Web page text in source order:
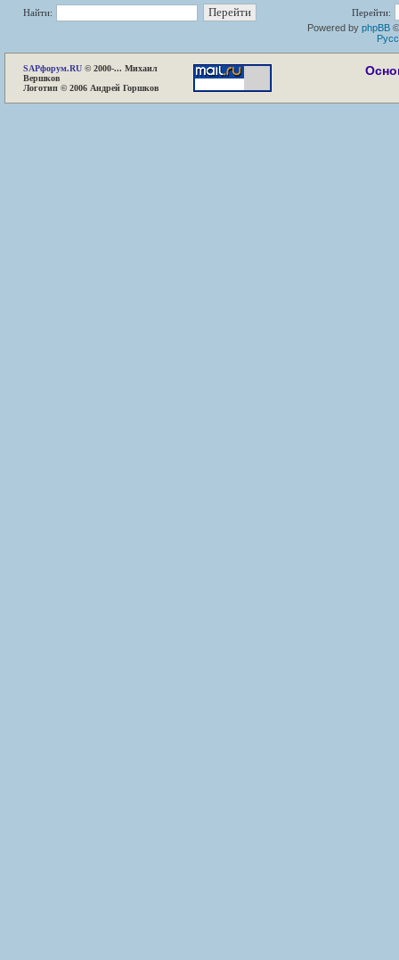
Найти:
Перейти:
Powered by phpBB
SAPфорум.RU © 2000-... Михаил
Вершков
Логотип © 2006 Андрей Горшков